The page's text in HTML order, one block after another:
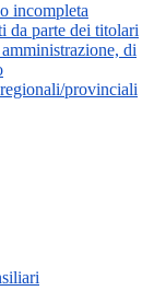
incompleta
da parte dei titolari
di
provinciali